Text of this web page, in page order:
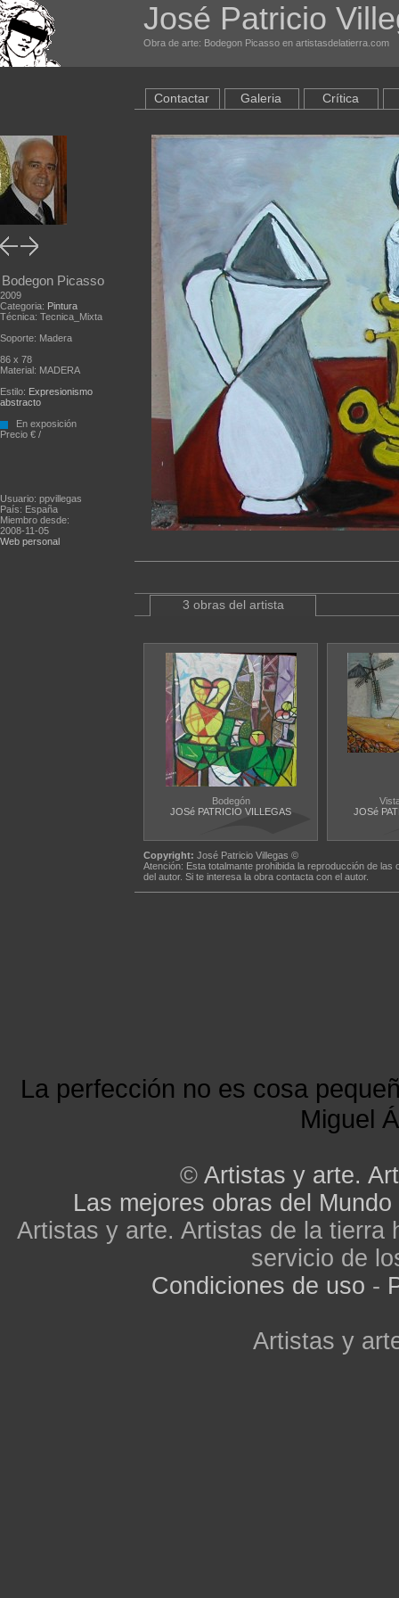
José Patricio
Obra de arte: Bodegon Picasso en artistasdelatierra.com
Bodegon Picasso
2009
Categoria: Pintura
Técnica: Tecnica_Mixta
Soporte: Madera
86 x 78
Material: MADERA
Estilo: Expresionismo
abstracto
En exposición
Precio € /
Usuario: ppvillegas
País: España
Miembro desde:
2008-11-05
Web personal
Contactar Galeria Crítica
3 obras del artista
Bodegón
JOSé PATRICIO VILLEGAS
JOSé
Copyright: José Patricio Villegas ©
Atención: Esta totalmante prohibida la reproducción de
del autor. Si te interesa la obra contacta con el autor.
La perfección no es cosa
Miguel
© Artistas y arte.
Las mejores obras del Mundo
Artistas y arte. Artistas de la tierra
servicio de
Condiciones de uso -
Artistas y